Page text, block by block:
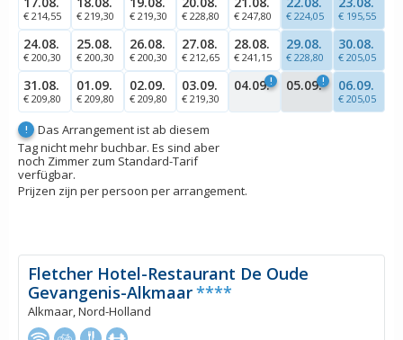
€ 214,55 € 219,30 € 219,30 € 228,80 € 247,80 € 224,05 € 195,55
24.08.
€ 200,30
25.08.
€ 200,30
26.08.
€ 200,30
27.08.
€ 212,65
28.08.
€ 241,15
29.08.
€ 228,80
30.08.
€ 205,05
31.08.
€ 209,80
01.09.
€ 209,80
02.09.
€ 209,80
03.09.
€ 219,30
04.09.! 05.09.! 06.09.
€ 205,05
!
Das Arrangement ist ab diesem
Tag nicht mehr buchbar. Es sind aber
noch Zimmer zum Standard-Tarif
verfügbar.
Prijzen zijn per persoon per arrangement.
Fletcher Hotel-Restaurant De Oude
Gevangenis-Alkmaar****
Alkmaar, Nord-Holland